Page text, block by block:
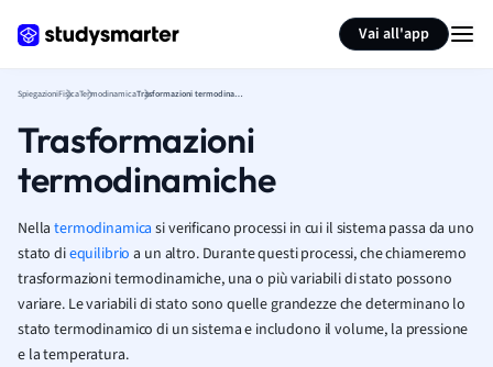
Vai all'app
SpiegazioniFisicaTermodinamica Trasformazioni termodinamiche
Trasformazioni
termodinamiche
Nellatermodinamica si verificano processi in cui il sistema passa da uno
stato diequilibrio a un altro. Durante questi processi, che chiameremo
trasformazioni termodinamiche, una o più variabili di stato possono
variare. Le variabili di stato sono quelle grandezze che determinano lo
stato termodinamico di un sistema e includono il volume, la pressione
e la temperatura.
Summarize page